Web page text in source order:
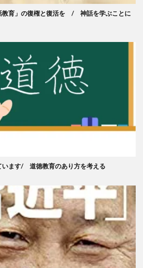
教育」の復権と復活を / 神話を学ぶことに
います/ 道徳教育のあり方を考える